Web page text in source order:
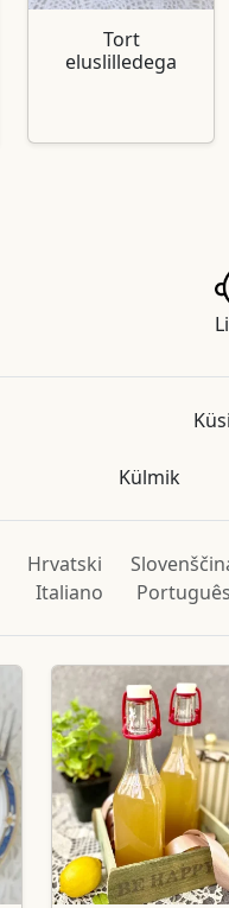
Tort
eluslilledega
Külmik
Hrvatski
Italiano Português